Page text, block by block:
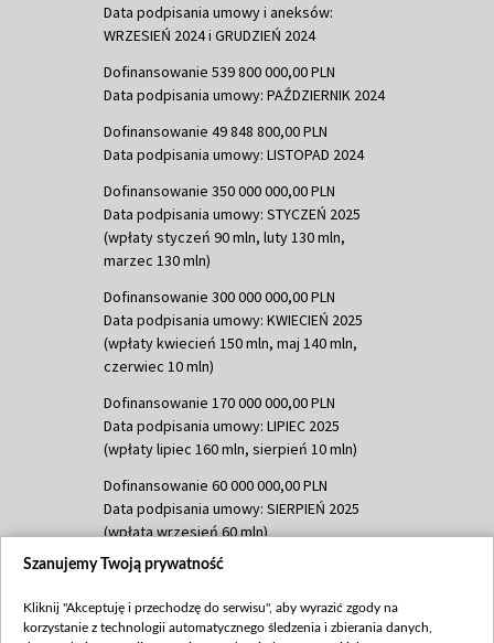
Data podpisania umowy i aneksów:
WRZESIEŃ 2024 i GRUDZIEŃ 2024
Dofinansowanie 539 800 000,00 PLN
Data podpisania umowy: PAŹDZIERNIK 2024
Dofinansowanie 49 848 800,00 PLN
Data podpisania umowy: LISTOPAD 2024
Dofinansowanie 350 000 000,00 PLN
Data podpisania umowy: STYCZEŃ 2025
(wpłaty styczeń 90 mln, luty 130 mln,
marzec 130 mln)
Dofinansowanie 300 000 000,00 PLN
Data podpisania umowy: KWIECIEŃ 2025
(wpłaty kwiecień 150 mln, maj 140 mln,
czerwiec 10 mln)
Dofinansowanie 170 000 000,00 PLN
Data podpisania umowy: LIPIEC 2025
(wpłaty lipiec 160 mln, sierpień 10 mln)
Dofinansowanie 60 000 000,00 PLN
Data podpisania umowy: SIERPIEŃ 2025
(wpłata wrzesień 60 mln)
Dofinansowanie 635 783 051,21 PLN
(wpłata wrzesień 100 mln, październik 350
mln, listopad 265 mln)
Szanujemy Twoją prywatność
Kliknij "Akceptuję i przechodzę do serwisu", aby wyrazić zgody na
korzystanie z technologii automatycznego śledzenia i zbierania danych,